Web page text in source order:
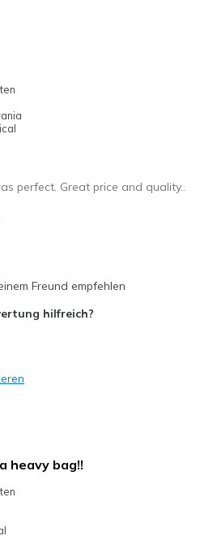
half size too big
are for Wearing
perfect. Great price and quality..
are for Wearing
Freund empfehlen
hilfreich?
heavy bag!!